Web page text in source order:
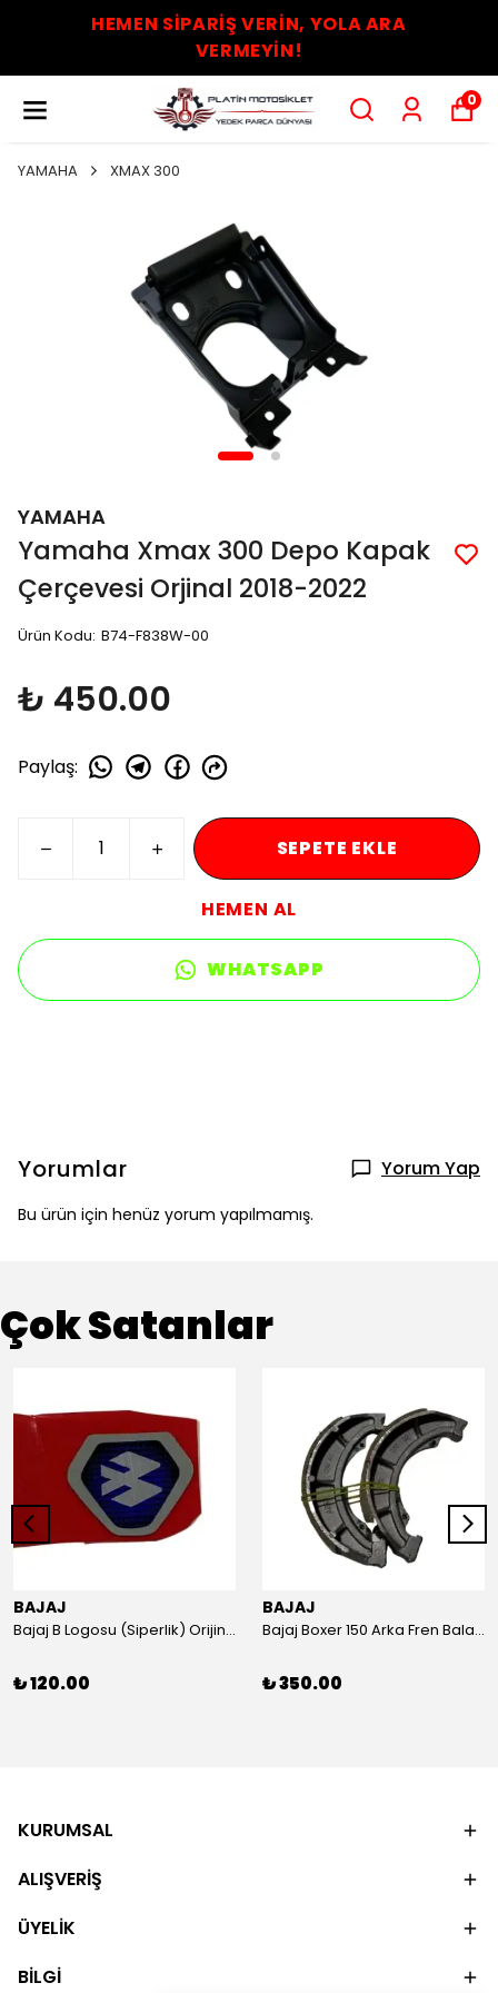
HEMEN SİPARİŞ VERİN, YOLA ARA
VERMEYİN!
0
YAMAHA XMAX 300
YAMAHA
Yamaha Xmax 300 Depo Kapak
Çerçevesi Orjinal 2018-2022
Ürün Kodu: B74-F838W-00
₺ 450.00
Paylaş:
SEPETE EKLE
HEMEN AL
WHATSAPP
Yorumlar Yorum Yap
Bu ürün için henüz yorum yapılmamış.
Çok Satanlar
BAJAJ
Bajaj B Logosu (Siperlik) Orijinal
₺ 120.00
BAJAJ
Bajaj Boxer 150 Arka Fren Balatası Orijinal
₺ 350.00
KURUMSAL
ALIŞVERİŞ
ÜYELİK
BİLGİ